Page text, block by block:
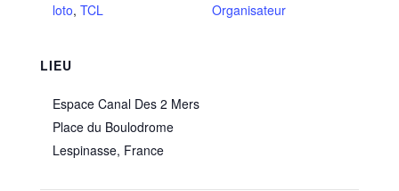
loto, TCL
LIEU
Espace Canal Des 2 Mers
Place du Boulodrome
Lespinasse, France
Organisateur